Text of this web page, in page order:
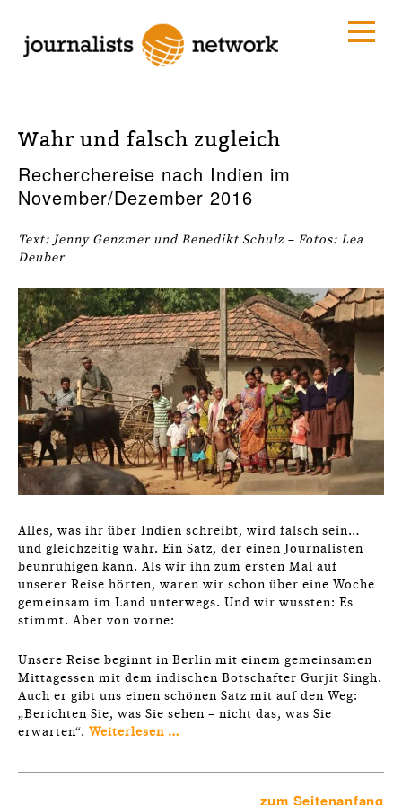
Wahr und falsch zugleich
Recherchereise nach Indien im
November/Dezember 2016
Text: Jenny Genzmer und Benedikt Schulz – Fotos: Lea
Deuber
Alles, was ihr über Indien schreibt, wird falsch sein…
und gleichzeitig wahr. Ein Satz, der einen Journalisten
beunruhigen kann. Als wir ihn zum ersten Mal auf
unserer Reise hörten, waren wir schon über eine Woche
gemeinsam im Land unterwegs. Und wir wussten: Es
stimmt. Aber von vorne:
Unsere Reise beginnt in Berlin mit einem gemeinsamen
Mittagessen mit dem indischen Botschafter Gurjit Singh.
Auch er gibt uns einen schönen Satz mit auf den Weg:
„Berichten Sie, was Sie sehen – nicht das, was Sie
erwarten“. Weiterlesen …
zum Seitenanfang